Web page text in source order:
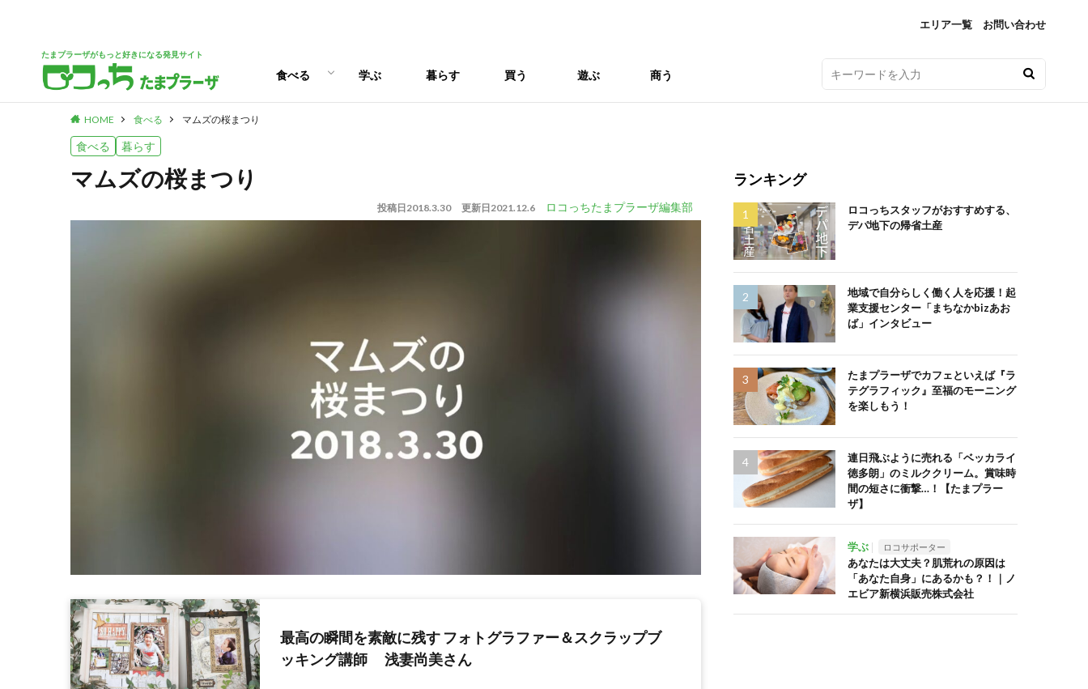
エリア一覧 お問い合わせ
たまプラーザがもっと好きになる発見サイト
食べる 学ぶ 暮らす 買う 遊ぶ 商う
HOME 食べる マムズの桜まつり
食べる 暮らす
マムズの桜まつり
投稿日2018.3.30 更新日2021.12.6 ロコっちたまプラーザ編集部
最高の瞬間を素敵に残す フォトグラファー＆スクラップブ
ッキング講師 浅妻尚美さん
ランキング
ロコっちスタッフがおすすめする、
デパ地下の帰省土産
地域で自分らしく働く人を応援！起
業支援センター「まちなかbizあお
ば」インタビュー
たまプラーザでカフェといえば『ラ
テグラフィック』至福のモーニング
を楽しもう！
連日飛ぶように売れる「ベッカライ
徳多朗」のミルククリーム。賞味時
間の短さに衝撃…！【たまプラー
ザ】
学ぶ ロコサポーター
あなたは大丈夫？肌荒れの原因は
「あなた自身」にあるかも？！｜ノ
エビア新横浜販売株式会社